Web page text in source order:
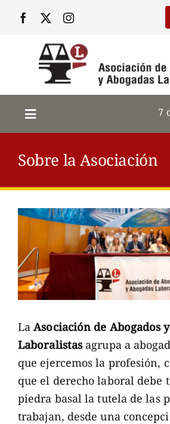
7
Sobre la Asociación
LaAsociación de Abogados
Laboralistasagrupa a
que ejercemos la profesión,
que el derecho laboral debe
piedra basal la tutela de las
trabajan, desde una